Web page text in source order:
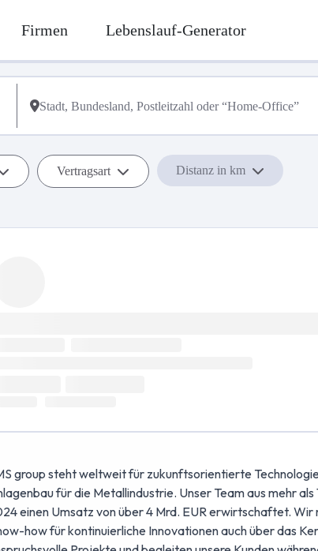
Firmen Lebenslauf-Generator
Vertragsart Distanz in km